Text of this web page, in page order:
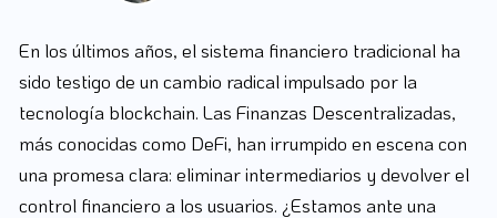
En los últimos años, el sistema financiero tradicional ha
sido testigo de un cambio radical impulsado por la
tecnología blockchain. Las Finanzas Descentralizadas,
más conocidas como DeFi, han irrumpido en escena con
una promesa clara: eliminar intermediarios y devolver el
control financiero a los usuarios. ¿Estamos ante una